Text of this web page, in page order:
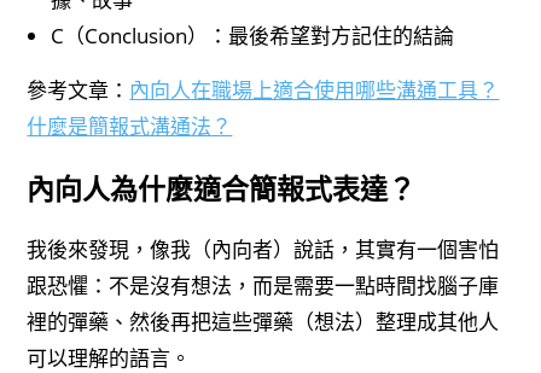
C（Conclusion）：最後希望對方記住的結論
參考文章： 內向人在職場上適合使用哪些溝通工具？
什麼是簡報式溝通法？
內向人為什麼適合簡報式表達？
我後來發現，像我（內向者）說話，其實有一個害怕
跟恐懼：不是沒有想法，而是需要一點時間找腦子庫
裡的彈藥、然後再把這些彈藥（想法）整理成其他人
可以理解的語言。